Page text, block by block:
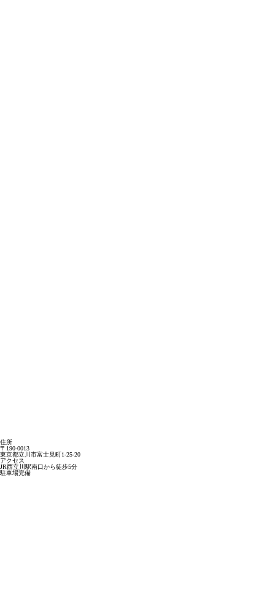
住所
〒190-0013
東京都立川市富士見町1-25-20
アクセス
JR西立川駅南口から徒歩5分
駐車場完備